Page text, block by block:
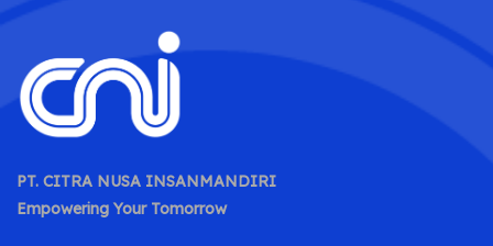
PT. CITRA NUSA INSANMANDIRI
Empowering Your Tomorrow